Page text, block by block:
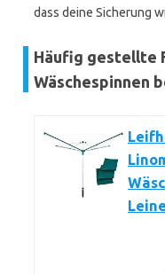
dass deine Sicherung
Häufig gestellte
Wäschespinnen